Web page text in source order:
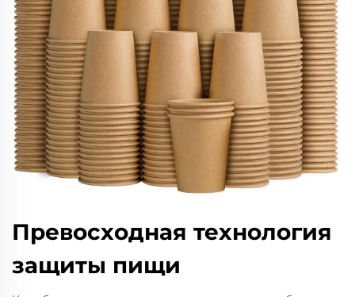
Превосходная технология
защиты пищи